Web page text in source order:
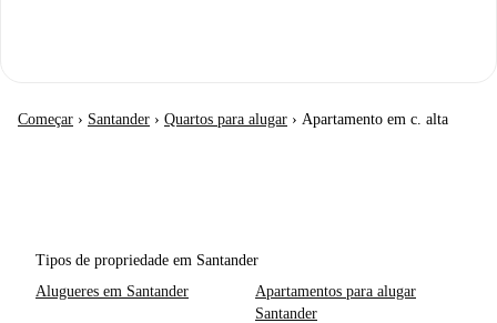
Começar › Santander › Quartos para alugar › Apartamento em c. alta
Tipos de propriedade em Santander
Alugueres em Santander
Apartamentos para alugar
Santander